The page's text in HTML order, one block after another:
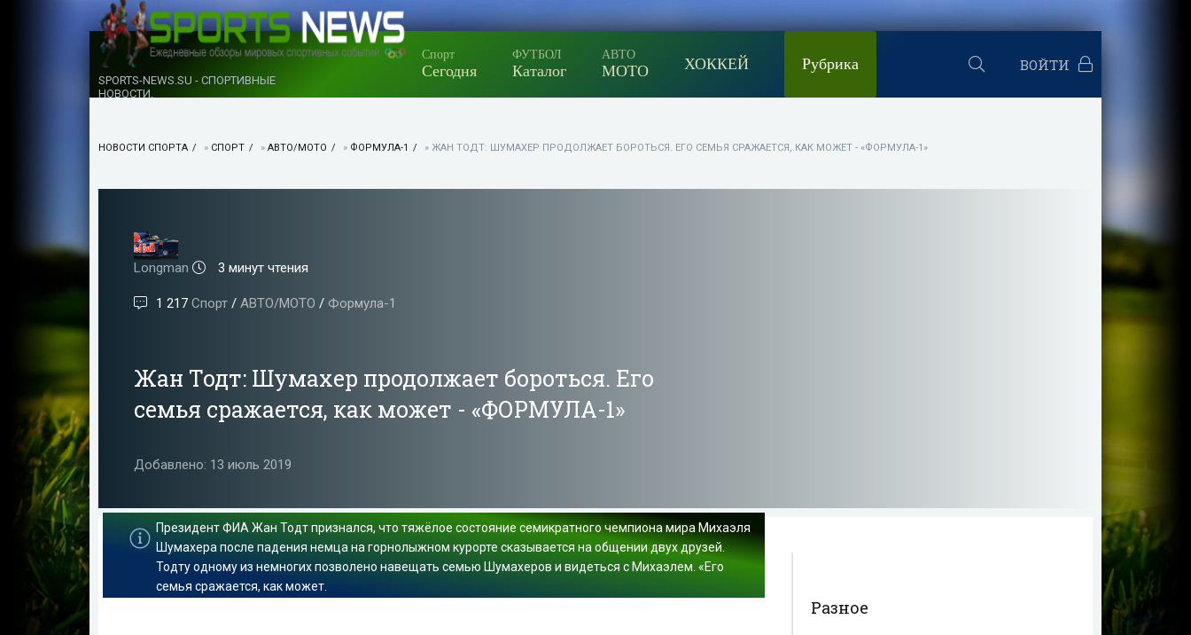
SPORTS-NEWS.SU - СПОРТИВНЫЕ
НОВОСТИ.
Спорт
Сегодня
ФУТБОЛ
Каталог
АВТО
МОТО ХОККЕЙ Рубрика ВОЙТИ
НОВОСТИ СПОРТА » СПОРТ » АВТО/МОТО » ФОРМУЛА-1 » ЖАН ТОДТ: ШУМАХЕР ПРОДОЛЖАЕТ БОРОТЬСЯ. ЕГО СЕМЬЯ СРАЖАЕТСЯ, КАК МОЖЕТ - «ФОРМУЛА-1»
Longman 3 минут чтения
1 217 Спорт/ АВТО/МОТО / Формула-1
Жан Тодт: Шумахер продолжает бороться. Его
семья сражается, как может - «ФОРМУЛА-1»
Добавлено: 13 июль 2019
Президент ФИА Жан Тодт признался, что тяжёлое состояние семикратного чемпиона мира Михаэля
Шумахера после падения немца на горнолыжном курорте сказывается на общении двух друзей.
Тодту одному из немногих позволено навещать семью Шумахеров и видеться с Михаэлем. «Его
семья сражается, как может.
Разное